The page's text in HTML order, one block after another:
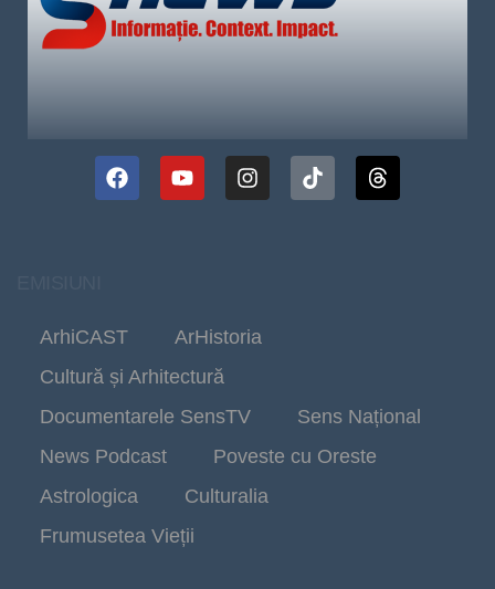
ArhiCAST
ArHistoria
Cultură și Arhitectură
Documentarele SensTV
Sens Național
News Podcast
Poveste cu Oreste
Astrologica
Culturalia
Frumusetea Vieții